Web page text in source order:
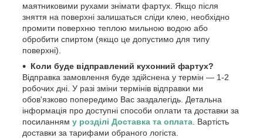
маятниковими рухами знімати фартух. Якщо після
зняття на поверхні залишаться сліди клею, необхідно
промити поверхню теплою мильною водою або
обробити спиртом (якщо це допустимо для типу
поверхні).
Коли буде відправлений кухонний фартух?
Відправка замовлення буде здійснена у термін — 1-2
робочих дні. У разі зміни термінів відправки ми
обов'язково попередимо Вас заздалегідь. Детальна
інформація про доступні способи оплати та доставки за
посиланням у розділі Доставка та оплата . Вартість
доставки за тарифами обраного логіста.